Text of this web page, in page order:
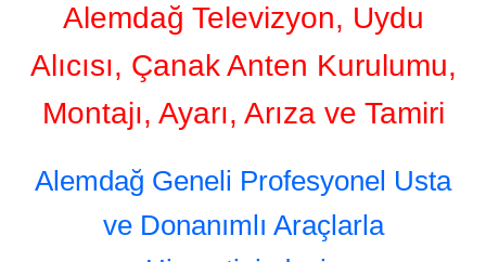
Alemdağ Televizyon, Uydu
Alıcısı, Çanak Anten Kurulumu,
Montajı, Ayarı, Arıza ve Tamiri
Alemdağ Geneli Profesyonel Usta
ve Donanımlı Araçlarla